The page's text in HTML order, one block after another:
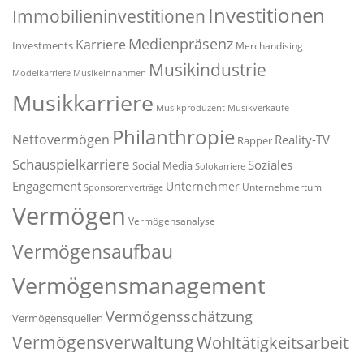
Immobilieninvestitionen Investitionen
Investments Karriere Medienpräsenz Merchandising
Modelkarriere Musikeinnahmen Musikindustrie
Musikkarriere Musikproduzent Musikverkäufe
Nettovermögen Philanthropie Rapper Reality-TV
Schauspielkarriere Social Media Solokarriere Soziales
Engagement Sponsorenverträge Unternehmer Unternehmertum
Vermögen Vermögensanalyse
Vermögensaufbau
Vermögensmanagement
Vermögensquellen Vermögensschätzung
VermögensverwaltungWohltätigkeitsarbeit